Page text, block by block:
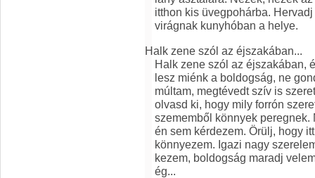
itthon kis üvegpohárba.
virágnak kunyhóban a helye.
Halk zene szól az éjszakában...
Halk zene szól az éjszakában,
lesz miénk a boldogság, ne
múltam, megtévedt szív is
olvasd ki, hogy mily forrón
szememből könnyek peregnek.
én sem kérdezem. Örülj, hogy
könnyezem. Igazi nagy
kezem, boldogság maradj
ég...